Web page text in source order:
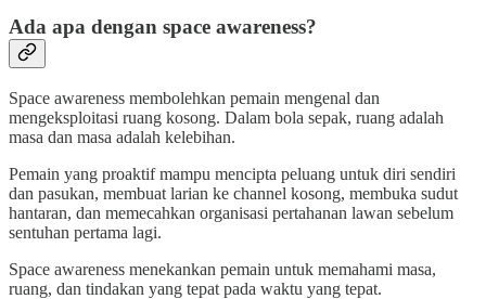
Ada apa dengan space awareness?
Space awareness membolehkan pemain mengenal dan
mengeksploitasi ruang kosong. Dalam bola sepak, ruang adalah
masa dan masa adalah kelebihan.
Pemain yang proaktif mampu mencipta peluang untuk diri sendiri
dan pasukan, membuat larian ke channel kosong, membuka sudut
hantaran, dan memecahkan organisasi pertahanan lawan sebelum
sentuhan pertama lagi.
Space awareness menekankan pemain untuk memahami masa,
ruang, dan tindakan yang tepat pada waktu yang tepat.